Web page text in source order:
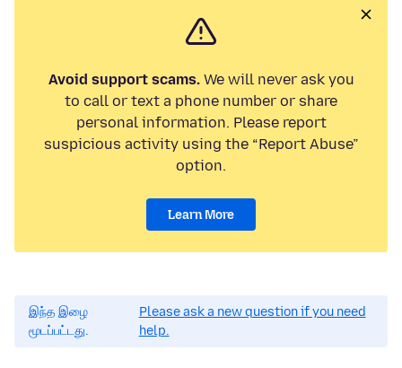
Avoid support scams.We will never ask you
to call or text a phone number or share
personal information. Please report
suspicious activity using the “Report Abuse”
option.
Learn More
இந்த இழை
மூடப்பட்டது.
Please ask a new question if you need
help.